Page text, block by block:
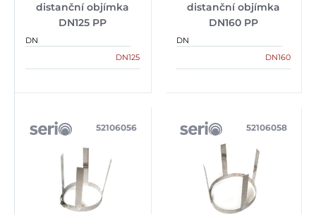
distanční objímka
DN125 PP
DN
DN125
distanční objímka
DN160 PP
DN
DN160
52106056 52106058